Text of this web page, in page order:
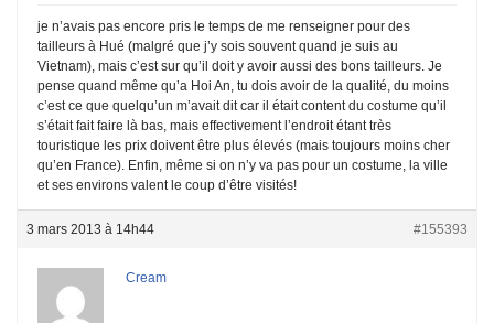
je n’avais pas encore pris le temps de me renseigner pour des
tailleurs à Hué (malgré que j’y sois souvent quand je suis au
Vietnam), mais c’est sur qu’il doit y avoir aussi des bons tailleurs. Je
pense quand même qu’a Hoi An, tu dois avoir de la qualité, du moins
c’est ce que quelqu’un m’avait dit car il était content du costume qu’il
s’était fait faire là bas, mais effectivement l’endroit étant très
touristique les prix doivent être plus élevés (mais toujours moins cher
qu’en France). Enfin, même si on n’y va pas pour un costume, la ville
et ses environs valent le coup d’être visités!
3 mars 2013 à 14h44 #155393
Cream